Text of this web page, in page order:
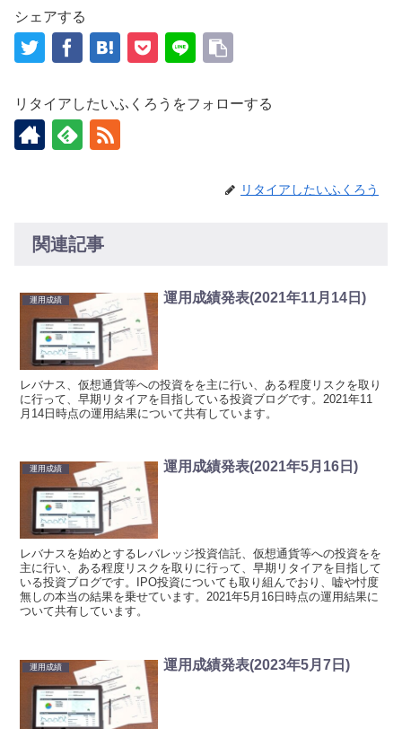
シェアする
リタイアしたいふくろうをフォローする
リタイアしたいふくろう
関連記事
運用成績 運用成績発表(2021年11月14日)
レバナス、仮想通貨等への投資をを主に行い、ある程度リスクを取り
に行って、早期リタイアを目指している投資ブログです。2021年11
月14日時点の運用結果について共有しています。
運用成績 運用成績発表(2021年5月16日)
レバナスを始めとするレバレッジ投資信託、仮想通貨等への投資をを
主に行い、ある程度リスクを取りに行って、早期リタイアを目指して
いる投資ブログです。IPO投資についても取り組んでおり、嘘や忖度
無しの本当の結果を乗せています。2021年5月16日時点の運用結果に
ついて共有しています。
運用成績 運用成績発表(2023年5月7日)